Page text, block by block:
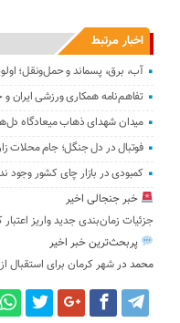
اخبار مرتبط
آب، برق، پسماند و حمل‌ونقل؛
تفاهم‌نامه همکاری ورزشی ایران
میدان شهدای ذهاب میعادگاه
فوتبال در دل جنگل؛ جام محلات
کمبودی در بازار چای کشور وجود
خبر جنجالی اخیر
جزئیات زمان‌بندی جدید واریز
پربحث‌ترین خبر اخیر
محمد درشهر کرمان برای استقبال